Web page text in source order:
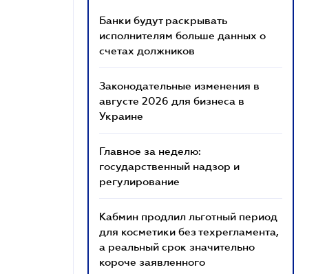
Банки будут раскрывать
исполнителям больше данных о
счетах должников
Законодательные изменения в
августе 2026 для бизнеса в
Украине
Главное за неделю:
государственный надзор и
регулирование
Кабмин продлил льготный период
для косметики без техрегламента,
а реальный срок значительно
короче заявленного